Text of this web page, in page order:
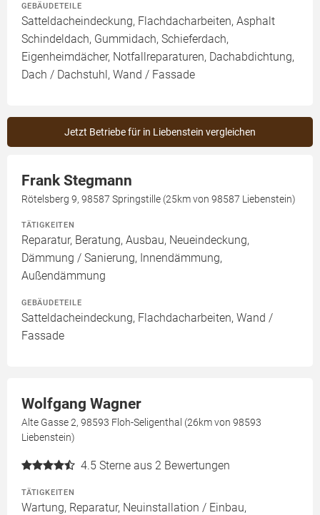
GEBÄUDETEILE
Satteldacheindeckung, Flachdacharbeiten, Asphalt
Schindeldach, Gummidach, Schieferdach,
Eigenheimdächer, Notfallreparaturen, Dachabdichtung,
Dach / Dachstuhl, Wand / Fassade
Jetzt Betriebe für in Liebenstein vergleichen
Frank Stegmann
Rötelsberg 9, 98587 Springstille (25km von 98587 Liebenstein)
TÄTIGKEITEN
Reparatur, Beratung, Ausbau, Neueindeckung,
Dämmung / Sanierung, Innendämmung,
Außendämmung
GEBÄUDETEILE
Satteldacheindeckung, Flachdacharbeiten, Wand /
Fassade
Wolfgang Wagner
Alte Gasse 2, 98593 Floh-Seligenthal (26km von 98593
Liebenstein)
4.5 Sterne aus 2 Bewertungen
TÄTIGKEITEN
Wartung, Reparatur, Neuinstallation / Einbau,